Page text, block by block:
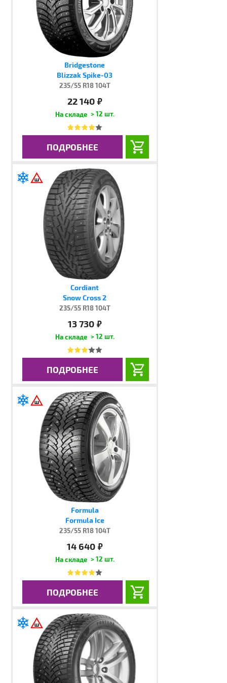
Bridgestone
Blizzak Spike-03
235/55 R18 104T
22 140 руб.
> 12 шт.
ПОДРОБНЕЕ
Cordiant
Snow Cross 2
235/55 R18 104T
13 730 руб.
> 12 шт.
ПОДРОБНЕЕ
Formula
Formula Ice
235/55 R18 104T
14 640 руб.
> 12 шт.
ПОДРОБНЕЕ